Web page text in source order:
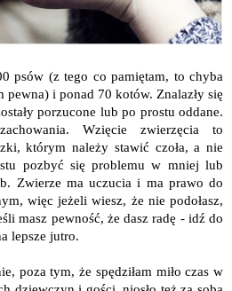
psów (z tego co pamiętam, to chyba
pewna) i ponad 70 kotów. Znalazły się
porzucone lub po prostu oddane.
Wzięcie zwierzęcia to
którym należy stawić czoła, a nie
pozbyć się problemu w mniej lub
Zwierze ma uczucia i ma prawo do
więc jeżeli wiesz, że nie podołasz,
masz pewność, że dasz radę - idź do
lepsze jutro.
poza tym, że spędziłam miło czas w